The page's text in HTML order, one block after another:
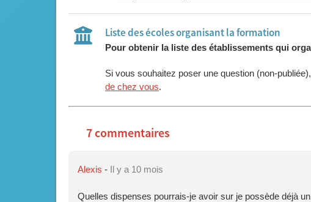
Liste des écoles organisant la formation
Pour obtenir la liste des établissements qui
Si vous souhaitez poser une question (non-
de chez vous.
7 commentaires
Alexis - Il y a 10 mois
Quelles dispenses pourrais-je avoir sur je possède déjà